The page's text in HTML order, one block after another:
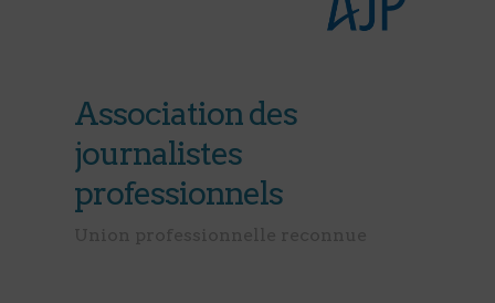
Association des
journalistes
professionnels